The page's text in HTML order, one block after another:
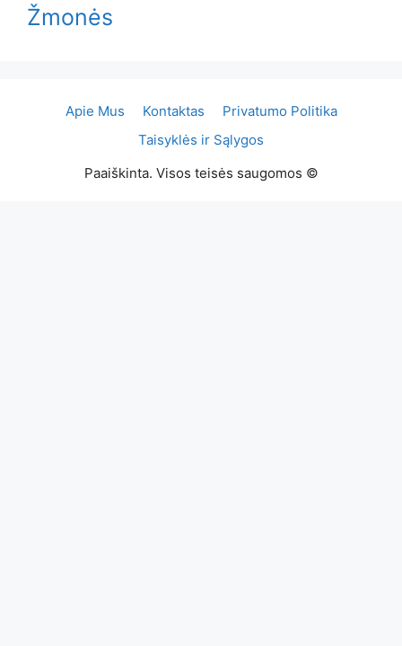
Žmonės
Apie Mus Kontaktas
Privatumo Politika
Taisyklės ir Sąlygos
Paaiškinta. Visos teisės saugomos ©